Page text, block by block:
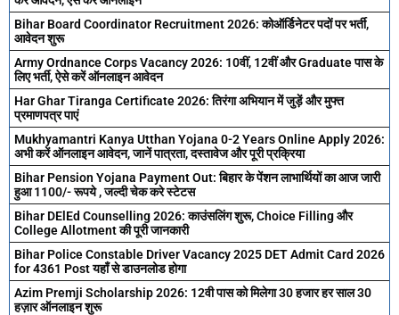
Bihar Board Coordinator Recruitment 2026: कोऑर्डिनेटर पदों पर भर्ती,
आवेदन शुरू
Army Ordnance Corps Vacancy 2026: 10वीं, 12वीं और Graduate पास के
लिए भर्ती, ऐसे करें ऑनलाइन आवेदन
Har Ghar Tiranga Certificate 2026: तिरंगा अभियान में जुड़ें और मुफ्त
प्रमाणपत्र पाएं
Mukhyamantri Kanya Utthan Yojana 0-2 Years Online Apply 2026:
अभी करें ऑनलाइन आवेदन, जानें पात्रता, दस्तावेज और पूरी प्रक्रिया
Bihar Pension Yojana Payment Out: बिहार के पेंशन लाभार्थियों का आज जारी
हुआ 1100/- रूपये , जल्दी चेक करे स्टेटस
Bihar DElEd Counselling 2026: काउंसलिंग शुरू, Choice Filling और
College Allotment की पूरी जानकारी
Bihar Police Constable Driver Vacancy 2025 DET Admit Card 2026
for 4361 Post यहाँ से डाउनलोड होगा
Azim Premji Scholarship 2026: 12वी पास को मिलेगा 30 हजार हर साल 30
हज़ार ऑनलाइन शुरू